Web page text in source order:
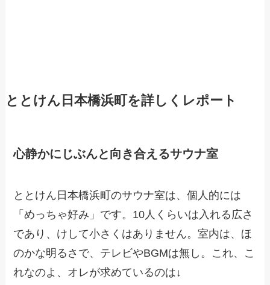
ととけん日本橋浜町を詳しくレポート
心静かにじぶんと向き合えるサウナ室
ととけん日本橋浜町のサウナ室は、個人的には
「めっちゃ好み」です。10人くらいは入れる広さ
であり、けして小さくはありません。室内は、ほ
のかな明るさで、テレビやBGMは無し。これ、こ
れなのよ、オレが求めているのは↓